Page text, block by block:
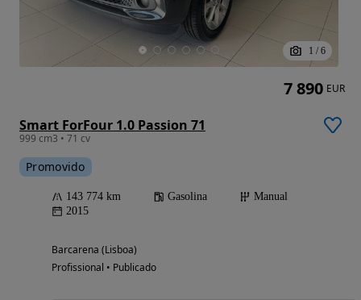
1 / 6
Smart ForFour 1.0 Passion 71
999 cm3 • 71 cv
Promovido
143 774 km Gasolina
Manual
2015
Barcarena (Lisboa)
Profissional • Publicado
7 890 EUR